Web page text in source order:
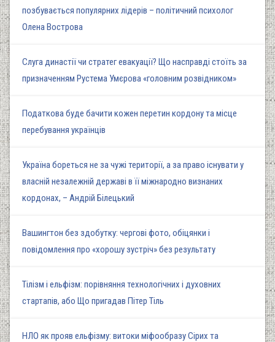
позбувається популярних лідерів – політичний психолог
Олена Вострова
Слуга династії чи стратег евакуації? Що насправді стоїть за
призначенням Рустема Умєрова «головним розвідником»
Податкова буде бачити кожен перетин кордону та місце
перебування українців
Україна бореться не за чужі території, а за право існувати у
власній незалежній державі в її міжнародно визнаних
кордонах, – Андрій Білецький
Вашингтон без здобутку: чергові фото, обіцянки і
повідомлення про «хорошу зустріч» без результату
Тілізм і ельфізм: порівняння технологічних і духовних
стартапів, або Що пригадав Пітер Тіль
НЛО як прояв ельфізму: витоки міфообразу Сірих та